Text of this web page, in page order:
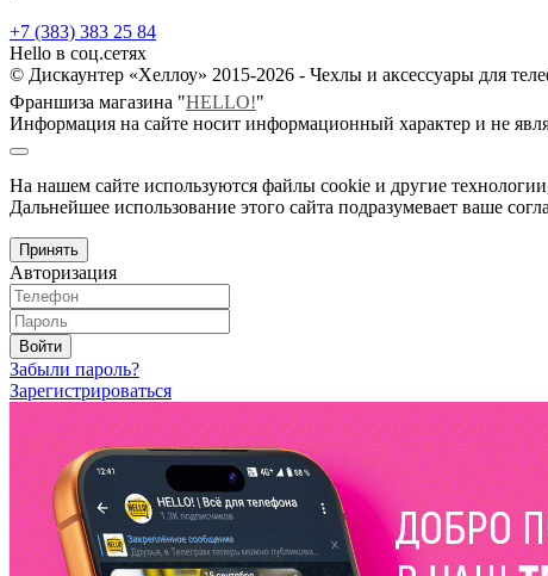
+7 (383) 383 25 84
Hello в соц.сетях
© Дискаунтер «Хеллоу» 2015-2026 - Чехлы и аксессуары для
Франшиза магазина "HELLO!"
Информация на сайте носит информационный характер и не
На нашем сайте используются файлы cookie и другие
Дальнейшее использование этого сайта подразумевает ваше
Принять
Авторизация
Войти
Забыли пароль?
Зарегистрироваться